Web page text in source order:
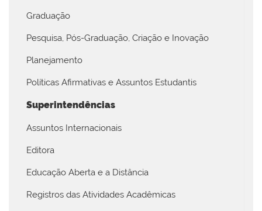
Graduação
Pesquisa, Pós-Graduação, Criação e Inovação
Planejamento
Políticas Afirmativas e Assuntos Estudantis
Superintendências
Assuntos Internacionais
Editora
Educação Aberta e a Distância
Registros das Atividades Acadêmicas